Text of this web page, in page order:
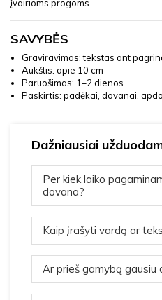
įvairioms progoms.
SAVYBĖS
Graviravimas: tekstas ant
Aukštis: apie 10 cm
Paruošimas: 1–2 dienos
Paskirtis: padėkai, dovanai,
Dažniausiai
Per kiek laiko
dovana?
Kaip įrašyti vardą ar
Ar prieš gamybą gausiu